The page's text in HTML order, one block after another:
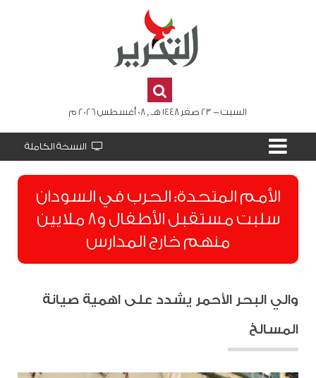
السبت - 23 صفر 1448 هـ , 08 أغسطس 2026 م
النسخة الكاملة
الأمم المتحدة: الحرب في السودان
سلبت مستقبل الأطفال و8 ملايين
منهم خارج المدارس
والي البحر الأحمر يشدد على اهمية صيانة
المسالخ